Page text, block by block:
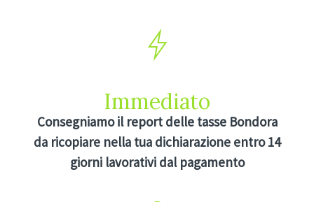
Immediato
Consegniamo il report delle tasse Bondora
da ricopiare nella tua dichiarazione entro 14
giorni lavorativi dal pagamento